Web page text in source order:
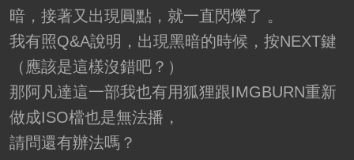
暗，接著又出現圓點，就一直閃爍了 。
我有照Q&A說明，出現黑暗的時候，按NEXT鍵
（應該是這樣沒錯吧？）
那阿凡達這一部我也有用狐狸跟IMGBURN重新
做成ISO檔也是無法播，
請問還有辦法嗎？